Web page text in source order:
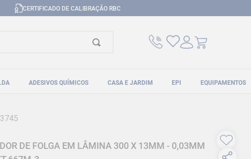
CERTIFICADO DE CALIBRAÇÃO RBC
ADESIVOS QUÍMICOS CASA E JARDIM EPI EQUIPAMENTOS
DE FOLGA EM LÂMINA 300 X 13MM - 0,03MM